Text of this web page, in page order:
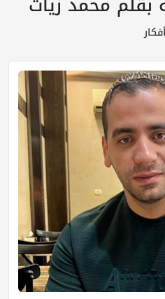
أفكار